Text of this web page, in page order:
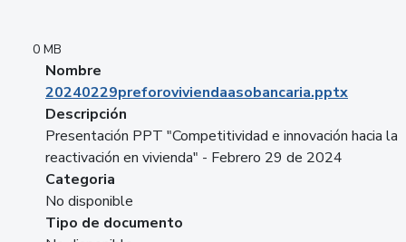
0 MB
Nombre
20240229preforoviviendaasobancaria.pptx
Descripción
Presentación PPT "Competitividad e innovación hacia la
reactivación en vivienda" - Febrero 29 de 2024
Categoria
No disponible
Tipo de documento